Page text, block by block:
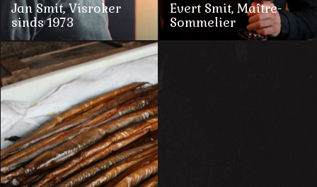
Jan Smit, Visroker
sinds 1973
Evert Smit, Maître-
Sommelier